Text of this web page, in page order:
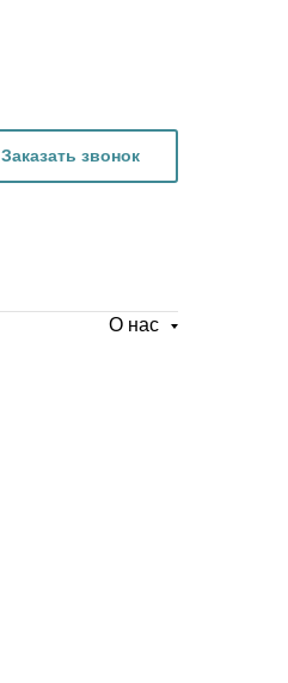
Заказать звонок
О нас